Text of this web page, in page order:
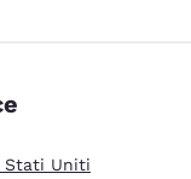
Stati Uniti